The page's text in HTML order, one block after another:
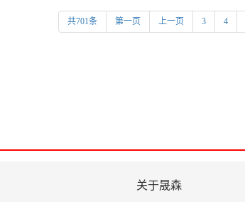
共701条 第一页 上一页 3 4
关于晟森